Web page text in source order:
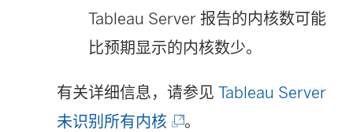
Tableau Server 报告的内核数可能
比预期显示的内核数少。
有关详细信息，请参见 Tableau Server
未识别所有内核(
。